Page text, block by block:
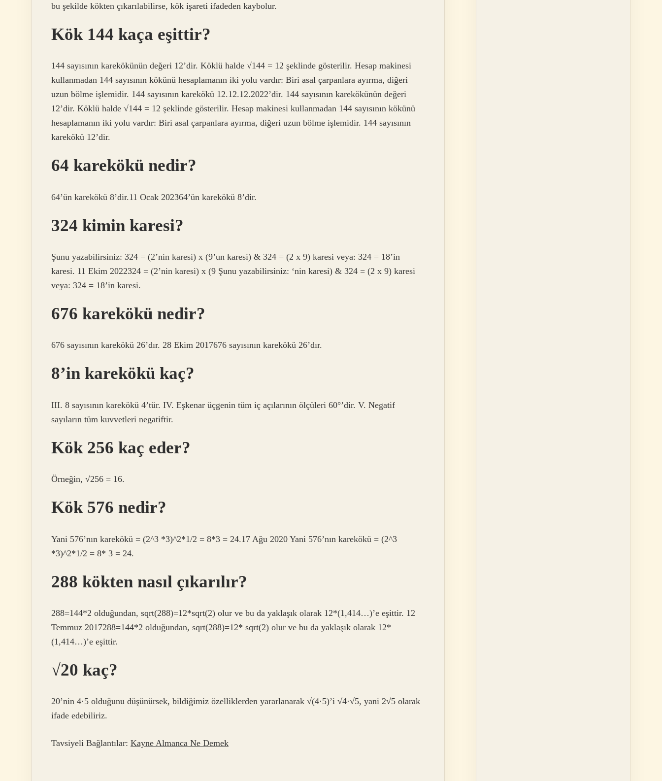
bu şekilde kökten çıkarılabilirse, kök işareti ifadeden kaybolur.
Kök 144 kaça eşittir?
144 sayısının karekökünün değeri 12’dir. Köklü halde √144 = 12 şeklinde gösterilir. Hesap makinesi
kullanmadan 144 sayısının kökünü hesaplamanın iki yolu vardır: Biri asal çarpanlara ayırma, diğeri
uzun bölme işlemidir. 144 sayısının karekökü 12.12.12.2022’dir. 144 sayısının karekökünün değeri
12’dir. Köklü halde √144 = 12 şeklinde gösterilir. Hesap makinesi kullanmadan 144 sayısının kökünü
hesaplamanın iki yolu vardır: Biri asal çarpanlara ayırma, diğeri uzun bölme işlemidir. 144 sayısının
karekökü 12’dir.
64 karekökü nedir?
64’ün karekökü 8’dir.11 Ocak 202364’ün karekökü 8’dir.
324 kimin karesi?
Şunu yazabilirsiniz: 324 = (2’nin karesi) x (9’un karesi) & 324 = (2 x 9) karesi veya: 324 = 18’in
karesi. 11 Ekim 2022324 = (2’nin karesi) x (9 Şunu yazabilirsiniz: ‘nin karesi) & 324 = (2 x 9) karesi
veya: 324 = 18’in karesi.
676 karekökü nedir?
676 sayısının karekökü 26’dır. 28 Ekim 2017676 sayısının karekökü 26’dır.
8’in karekökü kaç?
III. 8 sayısının karekökü 4’tür. IV. Eşkenar üçgenin tüm iç açılarının ölçüleri 60°’dir. V. Negatif
sayıların tüm kuvvetleri negatiftir.
Kök 256 kaç eder?
Örneğin, √256 = 16.
Kök 576 nedir?
Yani 576’nın karekökü = (2^3 *3)^2*1/2 = 8*3 = 24.17 Ağu 2020 Yani 576’nın karekökü = (2^3
*3)^2*1/2 = 8* 3 = 24.
288 kökten nasıl çıkarılır?
288=144*2 olduğundan, sqrt(288)=12*sqrt(2) olur ve bu da yaklaşık olarak 12*(1,414…)’e eşittir. 12
Temmuz 2017288=144*2 olduğundan, sqrt(288)=12* sqrt(2) olur ve bu da yaklaşık olarak 12*
(1,414…)’e eşittir.
√20 kaç?
20’nin 4⋅5 olduğunu düşünürsek, bildiğimiz özelliklerden yararlanarak √(4⋅5)’i √4⋅√5, yani 2√5 olarak
ifade edebiliriz.
Tavsiyeli Bağlantılar: Kayne Almanca Ne Demek